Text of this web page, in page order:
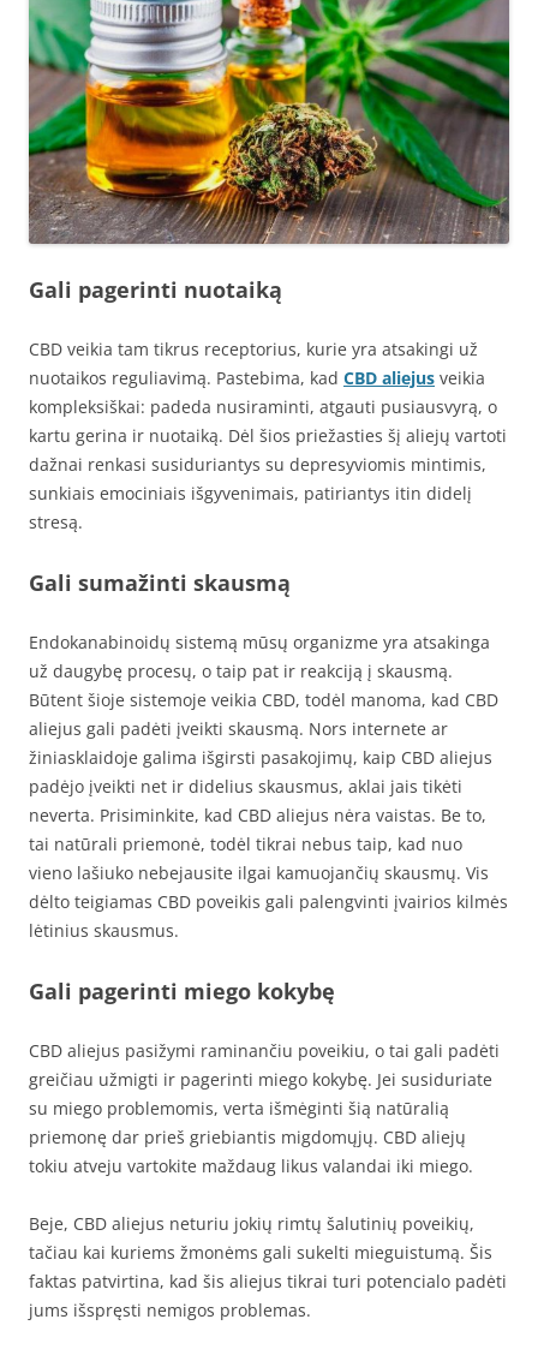
Gali pagerinti nuotaiką
CBD veikia tam tikrus receptorius, kurie yra atsakingi už
nuotaikos reguliavimą. Pastebima, kad CBD aliejus veikia
kompleksiškai: padeda nusiraminti, atgauti pusiausvyrą, o
kartu gerina ir nuotaiką. Dėl šios priežasties šį aliejų vartoti
dažnai renkasi susiduriantys su depresyviomis mintimis,
sunkiais emociniais išgyvenimais, patiriantys itin didelį
stresą.
Gali sumažinti skausmą
Endokanabinoidų sistemą mūsų organizme yra atsakinga
už daugybę procesų, o taip pat ir reakciją į skausmą.
Būtent šioje sistemoje veikia CBD, todėl manoma, kad CBD
aliejus gali padėti įveikti skausmą. Nors internete ar
žiniasklaidoje galima išgirsti pasakojimų, kaip CBD aliejus
padėjo įveikti net ir didelius skausmus, aklai jais tikėti
neverta. Prisiminkite, kad CBD aliejus nėra vaistas. Be to,
tai natūrali priemonė, todėl tikrai nebus taip, kad nuo
vieno lašiuko nebejausite ilgai kamuojančių skausmų. Vis
dėlto teigiamas CBD poveikis gali palengvinti įvairios kilmės
lėtinius skausmus.
Gali pagerinti miego kokybę
CBD aliejus pasižymi raminančiu poveikiu, o tai gali padėti
greičiau užmigti ir pagerinti miego kokybę. Jei susiduriate
su miego problemomis, verta išmėginti šią natūralią
priemonę dar prieš griebiantis migdomųjų. CBD aliejų
tokiu atveju vartokite maždaug likus valandai iki miego.
Beje, CBD aliejus neturiu jokių rimtų šalutinių poveikių,
tačiau kai kuriems žmonėms gali sukelti mieguistumą. Šis
faktas patvirtina, kad šis aliejus tikrai turi potencialo padėti
jums išspręsti nemigos problemas.